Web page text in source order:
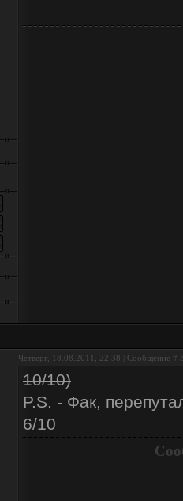
Четверг, 18.08.2011, 22:38 | Сообщение #
10/10)
P.S. - Фак,
6/10